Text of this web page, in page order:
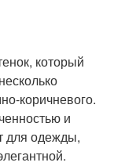
который
коричневого.
и
для одежды,